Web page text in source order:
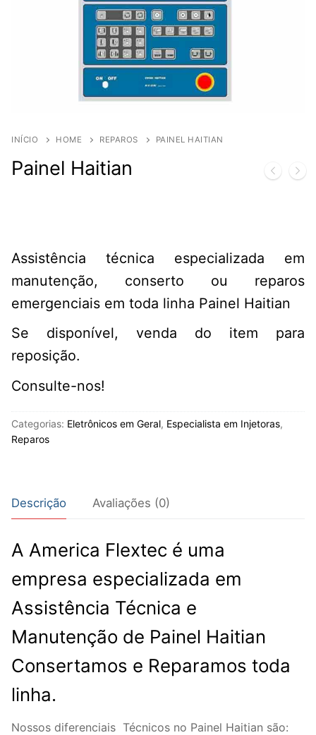
INÍCIO HOME REPAROS PAINEL HAITIAN
Painel Haitian
Assistência técnica especializada em
manutenção, conserto ou reparos
emergenciais em toda linha Painel Haitian
Se disponível, venda do item para
reposição.
Consulte-nos!
Categorias: Eletrônicos em Geral, Especialista em Injetoras,
Reparos
Descrição Avaliações (0)
A America Flextec é uma
empresa especializada em
Assistência Técnica e
Manutenção de Painel Haitian
Consertamos e Reparamos toda
linha.
Nossos diferenciais Técnicos no Painel Haitian são: